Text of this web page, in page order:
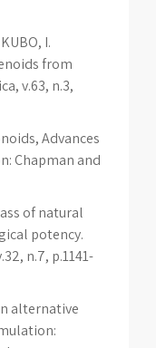
I.
from
v.63, n.3,
Advances
Chapman and
of natural
potency.
n.7, p.1141-
alternative